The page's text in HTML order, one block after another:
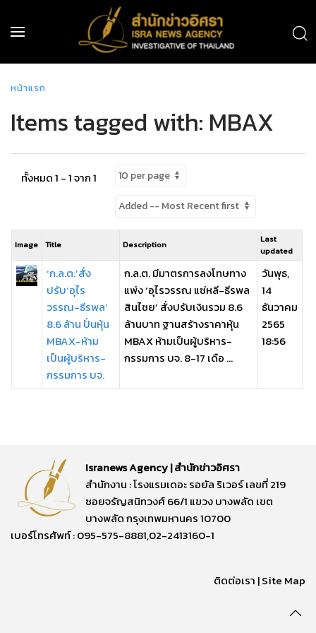
หน้าแรก
Items tagged with: MBAX
ทั้งหมด 1 - 1 จาก 1
Image Title Description
Last
updated
‘ก.ล.ต.’สั่ง
ปรับ‘อุไร
วรรณ-ธีรพล’
8.6 ล้าน ปั่นหุ้น
MBAX-ห้าม
เป็นผู้บริหาร-
กรรมการ บจ.
ก.ล.ต. มีมาตรการลงโทษทาง
แพ่ง ‘อุไรวรรณ แซ่หลี-ธีรพล
สินไชย’ สั่งปรับเงินรวม 8.6
ล้านบาท ฐานสร้างราคาหุ้น
MBAX ห้ามเป็นผู้บริหาร-
กรรมการ บจ. 8-17 เดือ ...
วันพุธ,
14
ธันวาคม
2565
18:56
Isranews Agency | สำนักข่าวอิศรา
สำนักงาน : โรงแรมเดอะ รอยัล ริเวอร์ เลขที่ 219
ซอยจรัญสนิทวงศ์ 66/1 แขวง บางพลัด เขต
บางพลัด กรุงเทพมหานคร 10700
เบอร์โทรศัพท์ : 095-575-8881,02-2413160-1
ติดต่อเรา |Site Map